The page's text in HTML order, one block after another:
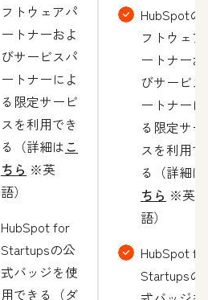
フトウェアパ
ートナーおよ
びサービスパ
ートナーによ
る限定サービ
スを利用でき
る（詳細は こ
ちら ※英
語）
HubSpot for
Startupsの公
式バッジを使
用できる（ダ
HubSpotの
フトウェ
ートナー
びサービ
ートナー
る限定サ
スを利用
る（詳細は
ちら ※英
語）
HubSpot
Startupsの